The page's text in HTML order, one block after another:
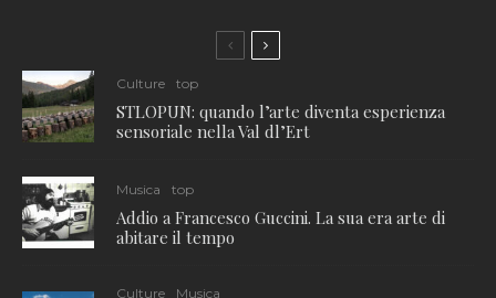
Culture top
STLOPUN: quando l’arte diventa esperienza
sensoriale nella Val dl’Ert
Musica top
Addio a Francesco Guccini. La sua era arte di
abitare il tempo
Culture Musica